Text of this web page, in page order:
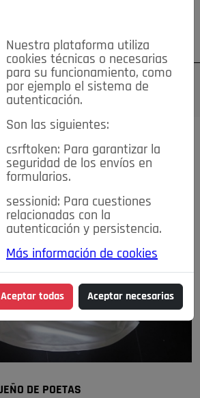
¿Olvidó su contraseña?
DE POETAS
Nuestra plataforma utiliza
cookies técnicas o necesarias
para su funcionamiento, como
por ejemplo el sistema de
autenticación.
Son las siguientes:
csrftoken: Para garantizar la
seguridad de los envíos en
formularios.
sessionid: Para cuestiones
relacionadas con la
autenticación y persistencia.
Más información de cookies
Aceptar todas Aceptar necesarias